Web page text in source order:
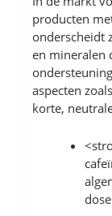
producten
onderscheidt
en mineralen
aspecten
korte,